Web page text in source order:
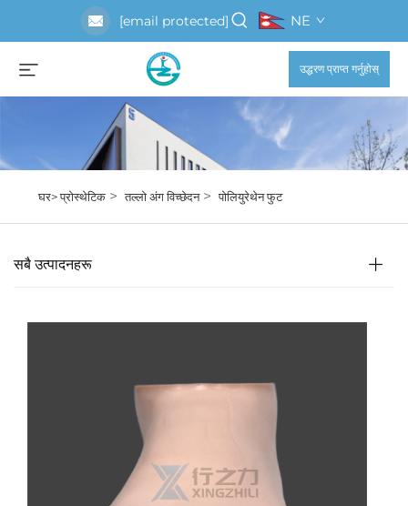
[email protected] NE
उद्धरण प्राप्त गर्नुहोस्
घर>प्रोस्थेटिक>तल्लो अंग विच्छेदन>पोलियुरेथेन फुट
सबै उत्पादनहरू